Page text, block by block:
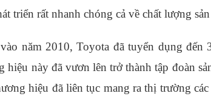
triển rất nhanh chóng cả về chất lượng
năm 2010, Toyota đã tuyển dụng
hiệu này đã vươn lên trở thành tập đoàn
hiệu đã liên tục mang ra thị trường